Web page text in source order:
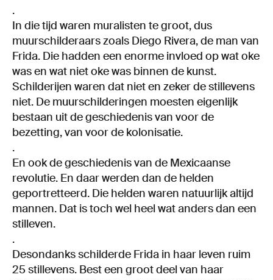
.
In die tijd waren muralisten te groot, dus
muurschilderaars zoals Diego Rivera, de man van
Frida. Die hadden een enorme invloed op wat oke
was en wat niet oke was binnen de kunst.
Schilderijen waren dat niet en zeker de stillevens
niet. De muurschilderingen moesten eigenlijk
bestaan uit de geschiedenis van voor de
bezetting, van voor de kolonisatie.
.
En ook de geschiedenis van de Mexicaanse
revolutie. En daar werden dan de helden
geportretteerd. Die helden waren natuurlijk altijd
mannen. Dat is toch wel heel wat anders dan een
stilleven.
.
Desondanks schilderde Frida in haar leven ruim
25 stillevens. Best een groot deel van haar